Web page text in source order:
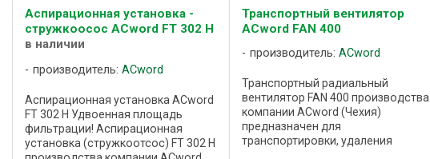
Аспирационная установка -
стружкоосос ACword FT 302 H
в наличии
производитель: ACword
Аспирационная установка ACword
FT 302 H Удвоенная площадь
фильтрации! Аспирационная
установка (стружкоотсос) FT 302 Н
Транспортный вентилятор
ACword FAN 400
производитель: ACword
Транспортный радиальный
вентилятор FAN 400 производства
компании ACword (Чехия)
предназначен для
транспортировки, удаления